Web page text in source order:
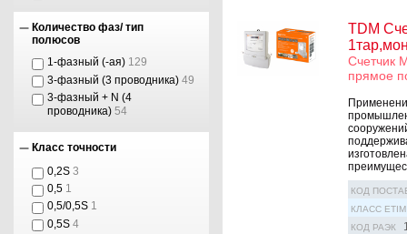
Количество фаз/ тип
полюсов
1-фазный (-ая) 129
3-фазный (3 проводника) 49
3-фазный + N (4
проводника) 54
Класс точности
0,2S 3
0,5 1
0,5/0,5S 1
0,5S 4
TDM
Счетчик
прямое
КОД
КЛАСС ETIM
КОД РАЭК